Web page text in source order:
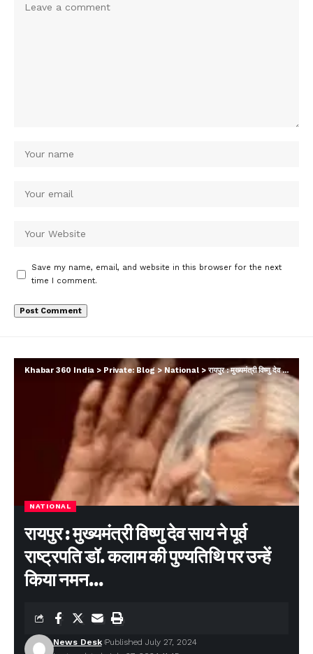
Save my name, email, and website in this browser for the next
time I comment.
Khabar 360 India > Private: Blog> National >रायपुर : मुख्यमंत्री विष्णु देव साय ने पूर्व राष्ट्रपति डॉ. कलाम की पुण्यतिथि पर उन्हें किया नमन…
NATIONAL
रायपुर : मुख्यमंत्री विष्णु देव साय ने पूर्व
राष्ट्रपति डॉ. कलाम की पुण्यतिथि पर उन्हें
किया नमन…
News Desk Published July 27, 2024